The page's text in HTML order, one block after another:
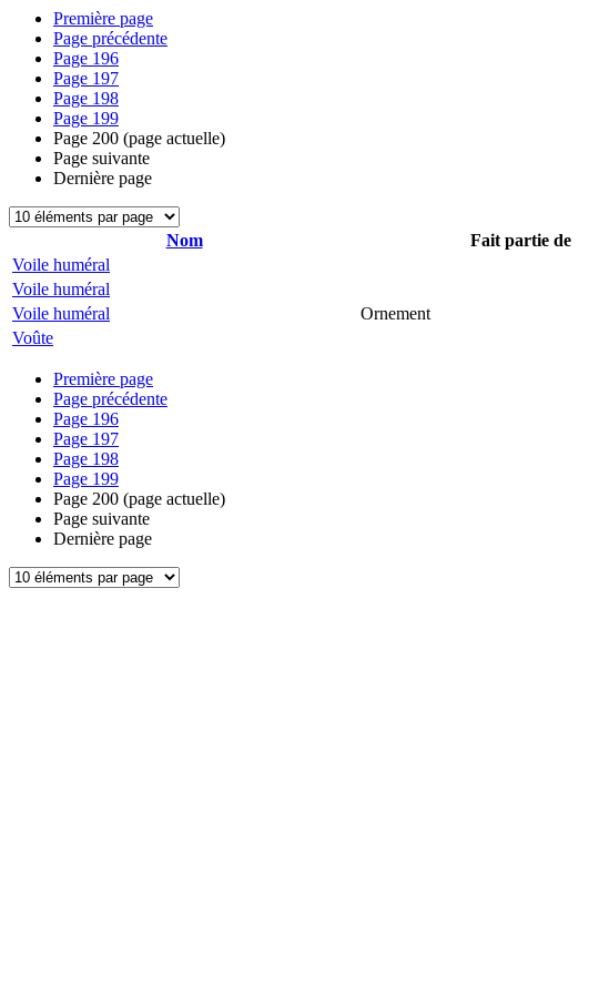
Première page
Page précédente
Page 196
Page 197
Page 198
Page 199
Page 200 (page actuelle)
Page suivante
Dernière page
Nom Fait partie de
Voile huméral
Voile huméral
Voile huméral
Ornement
Voûte
Première page
Page précédente
Page 196
Page 197
Page 198
Page 199
Page 200 (page actuelle)
Page suivante
Dernière page